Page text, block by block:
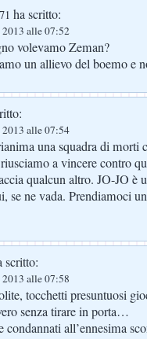
ha scritto:
alle 07:52
volevamo Zeman?
un allievo del boemo e
alle 07:54
una squadra di morti
a vincere contro
qualcun altro. JO-JO è
se ne vada. Prendiamoci
scritto:
alle 07:58
tocchetti presuntuosi
senza tirare in porta…
condannati all’ennesima